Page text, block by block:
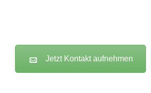
Jetzt Kontakt aufnehmen